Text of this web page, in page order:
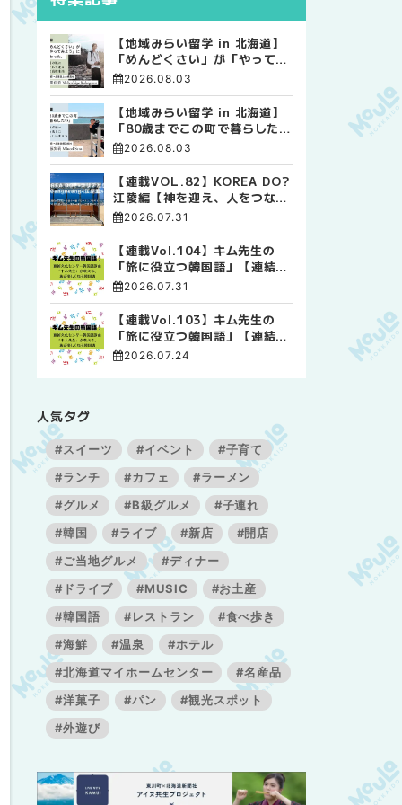
【地域みらい留学 in 北海道】
「めんどくさい」が「やってみ
よう」に変わった。 十勝の風
自由な高校生活
2026.08.03
【地域みらい留学 in 北海道】
「80歳までこの町で暮らした
い」 標津高校で踏み出した、
2026.08.03
【連載VOL.82】KOREA DO?
江陵編【神を迎え、人をつなぐ
時間 ― 江陵端午祭 】
2026.07.31
【連載Vol.104】キム先生の
「旅に役立つ韓国語」【連結語
尾について その4】
2026.07.31
【連載Vol.103】キム先生の
「旅に役立つ韓国語」【連結語
尾について その3】
2026.07.24
人気タグ
#スイーツ #イベント
#子育て
#ランチ
#カフェ
#ラーメン
#グルメ
#B級グルメ
#子連れ
#韓国
#ライブ #新店
#開店
#ご当地グルメ
#ディナー
#ドライブ
#MUSIC
#お土産
#韓国語
#レストラン
#食べ歩き
#海鮮
#温泉
#ホテル
#北海道マイホームセンター
#名産品
#洋菓子
#パン
#観光スポット
#外遊び